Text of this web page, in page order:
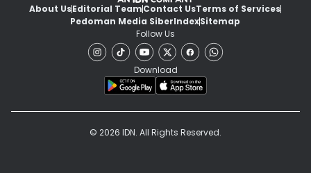
About UsEditorial TeamContact UsTerms of Services
Pedoman Media SiberIndexSitemap
Follow Us
Download
© 2026 IDN. All Rights Reserved.